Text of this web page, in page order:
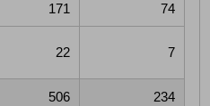
171 74
22 7
506 234